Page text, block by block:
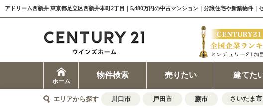
アドリーム西新井 東京都足立区西新井本町2丁目｜5,480万円の中古マンション｜分譲住宅や新築物件｜
ホーム
物件検索 売りたい 建てた
エリアから探す 川口市 戸田市 蕨市 さいたま市